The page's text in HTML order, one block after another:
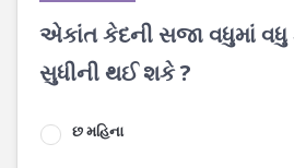
એકાંત કેદની સજા વધુમાં
સુધીની થઈ શકે ?
છ મહિના